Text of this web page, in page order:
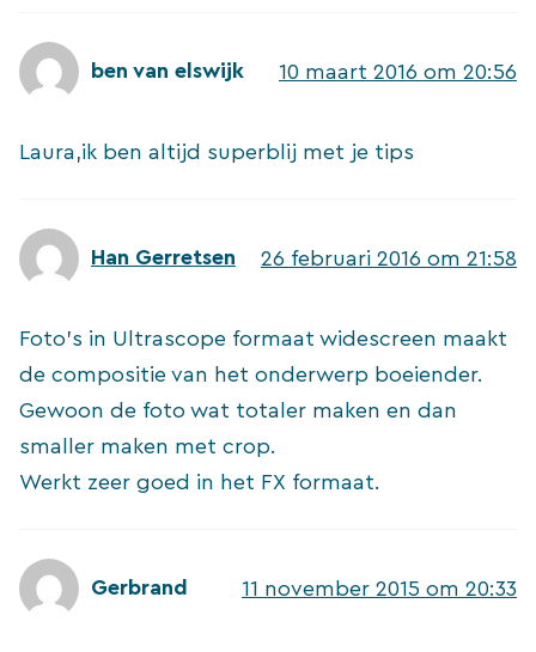
ben van elswijk 10 maart 2016 om 20:56
Laura,ik ben altijd superblij met je tips
Han Gerretsen 26 februari 2016 om 21:58
Foto’s in Ultrascope formaat widescreen maakt
de compositie van het onderwerp boeiender.
Gewoon de foto wat totaler maken en dan
smaller maken met crop.
Werkt zeer goed in het FX formaat.
Gerbrand 11 november 2015 om 20:33